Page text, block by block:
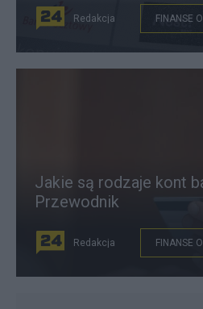
Redakcja FINANSE
Jakie są rodzaje kont
Przewodnik
Redakcja FINANSE